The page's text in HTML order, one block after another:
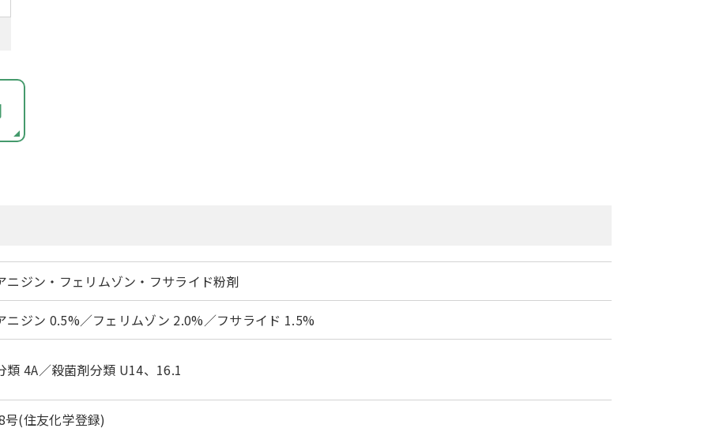
ニジン・フェリムゾン・フサライド粉剤
ニジン 0.5%／フェリムゾン 2.0%／フサライド 1.5%
類 4A／殺菌剤分類 U14、16.1
号(住友化学登録)